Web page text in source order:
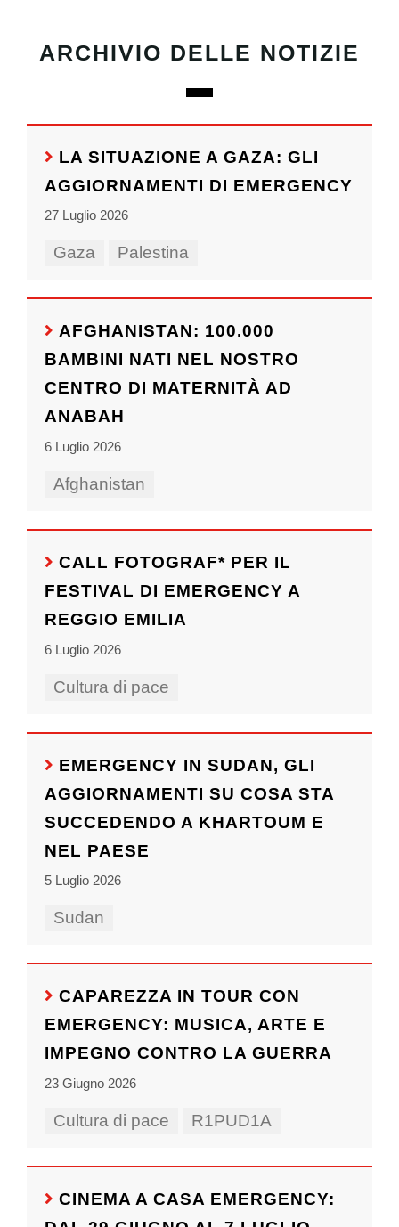
ARCHIVIO DELLE NOTIZIE
LA SITUAZIONE A GAZA: GLI
AGGIORNAMENTI DI EMERGENCY
27 Luglio 2026
Gaza Palestina
AFGHANISTAN: 100.000
BAMBINI NATI NEL NOSTRO
CENTRO DI MATERNITÀ AD
ANABAH
6 Luglio 2026
Afghanistan
CALL FOTOGRAF* PER IL
FESTIVAL DI EMERGENCY A
REGGIO EMILIA
6 Luglio 2026
Cultura di pace
EMERGENCY IN SUDAN, GLI
AGGIORNAMENTI SU COSA STA
SUCCEDENDO A KHARTOUM E
NEL PAESE
5 Luglio 2026
Sudan
CAPAREZZA IN TOUR CON
EMERGENCY: MUSICA, ARTE E
IMPEGNO CONTRO LA GUERRA
23 Giugno 2026
Cultura di pace R1PUD1A
CINEMA A CASA EMERGENCY: